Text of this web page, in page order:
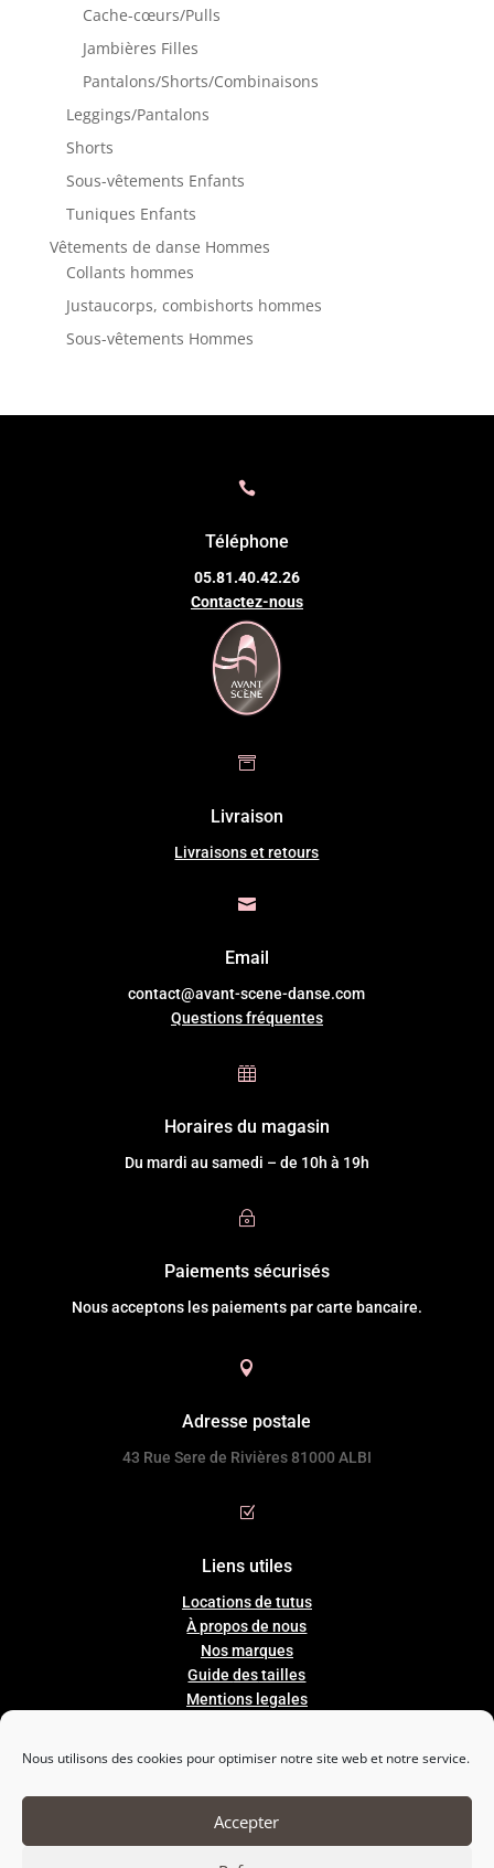
Nous utilisons des cookies pour optimiser notre site web et notre service.
Accepter
Cache-cœurs/Pulls
Jambières Filles
Pantalons/Shorts/Combinaisons
Leggings/Pantalons
Shorts
Sous-vêtements Enfants
Tuniques Enfants
Vêtements de danse Hommes
Collants hommes
Justaucorps, combishorts hommes
Sous-vêtements Hommes

Téléphone
05.81.40.42.26
Contactez-nous

Livraison
Livraisons et retours

Email
contact@avant-scene-danse.com
Questions fréquentes

Horaires du magasin
Du mardi au samedi – de 10h à 19h
~
Paiements sécurisés
Nous acceptons les paiements par carte bancaire.

Adresse postale
43 Rue Sere de Rivières 81000 ALBI
Z
Liens utiles
Locations de tutus
À propos de nous
Nos marques
Guidedestailles
Mentions legales

Nous suivre